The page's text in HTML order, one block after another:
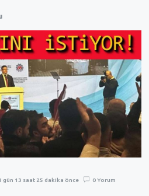
gün 13 saat 25 dakika önce 0 Yorum